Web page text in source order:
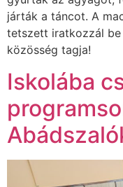
járták a táncot. A
tetszett iratkozzál be
közösség tagja!
Iskolába